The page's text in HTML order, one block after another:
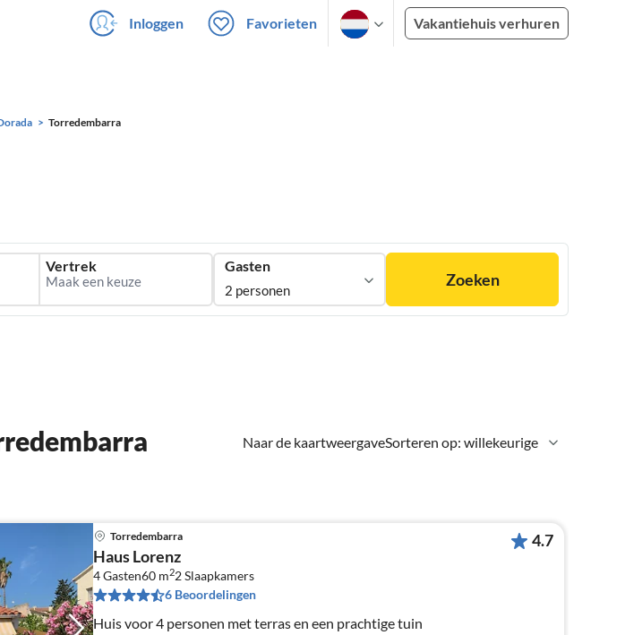
Inloggen Favorieten Vakantiehuis verhuren
Torredembarra
Vertrek Gasten
2 personen
Zoeken
Naar de kaartweergaveSorteren op: willekeurige
Torredembarra
Haus Lorenz
4 Gasten60 m22Slaapkamers
6 Beoordelingen
Huis voor 4 personen met terras en een prachtige tuin
4.7